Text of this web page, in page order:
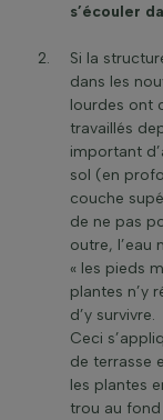
s’écouler
Si la
dans les
lourdes ont
travaillés
important
sol (en
couche
de ne pas
outre, l’eau
« les pieds
plantes n’y
d’y survivre.
Ceci
de terrasse
les plantes
trou au